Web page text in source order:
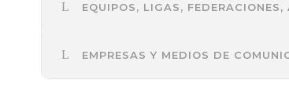
EQUIPOS, LIGAS,
EMPRESAS Y MEDIOS DE